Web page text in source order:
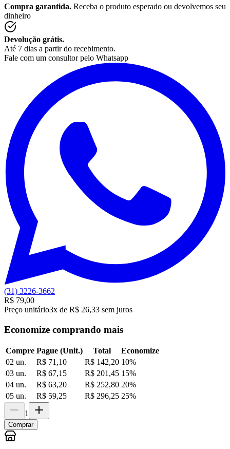
Compra garantida. Receba o produto esperado ou devolvemos seu
dinheiro
Devolução grátis.
Até 7 dias a partir do recebimento.
Fale com um consultor pelo Whatsapp
(31) 3226-3662
R$ 79,00
Preço unitário3x de R$ 26,33 sem juros
Economize comprando mais
Compre Pague (Unit.) Total
Economize
02 un.
R$ 71,10 R$ 142,20 10%
03 un.
R$ 67,15 R$ 201,45 15%
04 un.
R$ 63,20 R$ 252,80 20%
05 un.
R$ 59,25 R$ 296,25 25%
1
Comprar